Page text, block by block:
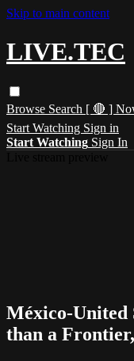
Skip to main content
LIVE.TEC
Browse Search [ 🔴 ]
Start Watching Sign in
Start Watching Sign In
México-United
than a